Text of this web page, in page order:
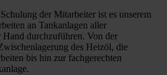
der Mitarbeiter ist es unserem
an Tankanlagen aller
Hand durchzuführen. Von der
des Heizöl, die
bis hin zur fachgerechten